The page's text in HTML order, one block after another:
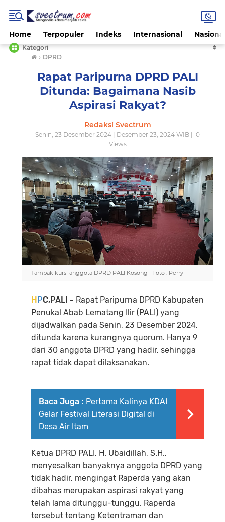
Home Terpopuler Indeks Internasional
Kategori
› DPRD
Rapat Paripurna DPRD PALI
Ditunda: Bagaimana Nasib
Aspirasi Rakyat?
Redaksi Svectrum
Senin, 23 Desember 2024 | Desember 23, 2024 WIB |
0
Views
Tampak kursi anggota DPRD PALI Kosong | Foto : Perry
HPC,PALI - Rapat Paripurna DPRD Kabupaten
Penukal Abab Lematang Ilir (PALI) yang
dijadwalkan pada Senin, 23 Desember 2024,
ditunda karena kurangnya quorum. Hanya 9
dari 30 anggota DPRD yang hadir, sehingga
rapat tidak dapat dilaksanakan.
Baca Juga : Pertama Kalinya KDAI
Gelar Festival Literasi Digital di
Desa Air Itam
Ketua DPRD PALI, H. Ubaidillah, S.H.,
menyesalkan banyaknya anggota DPRD yang
tidak hadir, mengingat Raperda yang akan
dibahas merupakan aspirasi rakyat yang
telah lama ditunggu-tunggu. Raperda
tersebut tentang Ketentraman dan